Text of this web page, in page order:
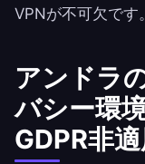
VPNが不可欠です。
アンドラ
バシー環
GDPR非適